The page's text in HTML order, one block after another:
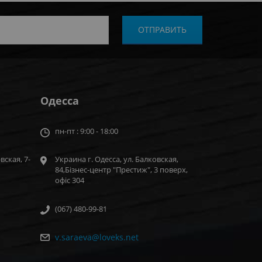
7-
Одесса
пн-пт : 9:00 - 18:00
Украина г. Одесса, ул. Балковская,
84,Бізнес-центр "Престиж", 3 поверх,
офіс 304
(067) 480-99-81
v.saraeva@loveks.net